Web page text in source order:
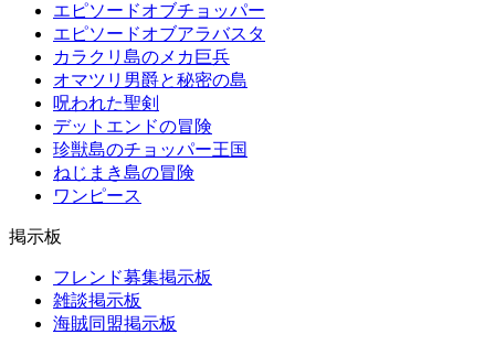
エピソードオブチョッパー
エピソードオブアラバスタ
カラクリ島のメカ巨兵
オマツリ男爵と秘密の島
呪われた聖剣
デットエンドの冒険
珍獣島のチョッパー王国
ねじまき島の冒険
ワンピース
掲示板
フレンド募集掲示板
雑談掲示板
海賊同盟掲示板